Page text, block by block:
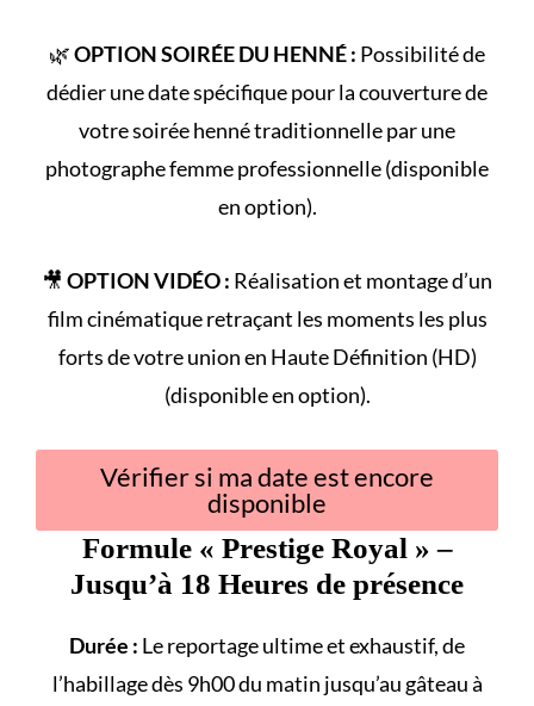
🌿OPTION SOIRÉE DU HENNÉ : Possibilité de
dédier une date spécifique pour la couverture de
votresoirée hennétraditionnelle par une
photographe femme professionnelle (disponible
en option).
🎥 OPTION VIDÉO : Réalisation et montage d’un
film cinématique retraçant les moments les plus
fortsde votre union en Haute Définition (HD)
(disponible en option).
Vérifier si ma date est encore
disponible
Formule « Prestige Royal » –
Jusqu’à 18 Heures de présence
Durée : Le reportage ultime et exhaustif, de
l’habillage dès 9h00 du matin jusqu’au gâteau à